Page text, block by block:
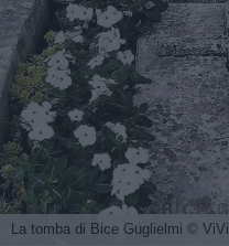
La tomba di Bice Guglielmi © ViVi